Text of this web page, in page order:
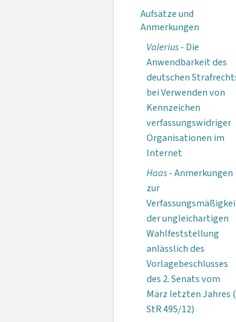
Aufsätze und
Anmerkungen
Valerius- Die
Anwendbarkeit des
deutschen
bei Verwenden von
Kennzeichen
verfassungswidriger
Organisationen im
Internet
Haas- Anmerkungen
zur
der ungleichartigen
Wahlfeststellung
anlässlich des
Vorlagebeschlusses
des 2. Senats vom
März letzten Jahres
StR 495/12)